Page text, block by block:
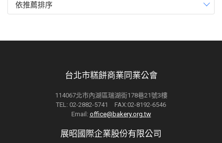
依推薦排序
台北市糕餅商業同業公會
114067北市內湖區瑞湖街178巷21號3樓
TEL: 02-2882-5741 FAX:02-8192-6546
Email: office@bakery.org.tw
展昭國際企業股份有限公司